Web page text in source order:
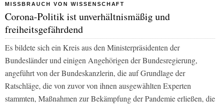
MISSBRAUCH VON WISSENSCHAFT
Corona-Politik ist unverhältnismäßig und
freiheitsgefährdend
Es bildete sich ein Kreis aus den Ministerpräsidenten der
Bundesländer und einigen Angehörigen der Bundesregierung,
angeführt von der Bundeskanzlerin, die auf Grundlage der
Ratschläge, die von zuvor von ihnen ausgewählten Experten
stammten, Maßnahmen zur Bekämpfung der Pandemie erließen, die